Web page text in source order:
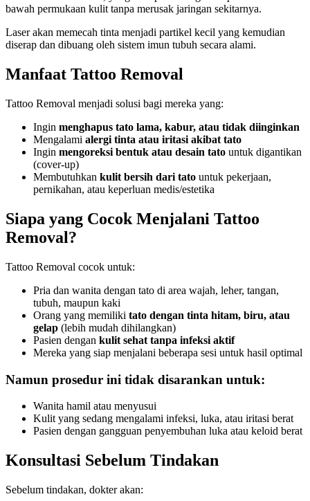
bawah permukaan kulit tanpa merusak jaringan sekitarnya.
Laser akan memecah tinta menjadi partikel kecil yang kemudian
diserap dan dibuang oleh sistem imun tubuh secara alami.
Manfaat Tattoo Removal
Tattoo Removal menjadi solusi bagi mereka yang:
Ingin menghapus tato lama, kabur, atau tidak diinginkan
Mengalami alergi tinta atau iritasi akibat tato
Ingin mengoreksi bentuk atau desain tato untuk digantikan
(cover-up)
Membutuhkan kulit bersih dari tato untuk pekerjaan,
pernikahan, atau keperluan medis/estetika
Siapa yang Cocok Menjalani Tattoo
Removal?
Tattoo Removal cocok untuk:
Pria dan wanita dengan tato di area wajah, leher, tangan,
tubuh, maupun kaki
Orang yang memiliki tato dengan tinta hitam, biru, atau
gelap (lebih mudah dihilangkan)
Pasien dengan kulit sehat tanpa infeksi aktif
Mereka yang siap menjalani beberapa sesi untuk hasil optimal
Namun prosedur ini tidak disarankan untuk:
Wanita hamil atau menyusui
Kulit yang sedang mengalami infeksi, luka, atau iritasi berat
Pasien dengan gangguan penyembuhan luka atau keloid berat
Konsultasi Sebelum Tindakan
Sebelum tindakan, dokter akan: